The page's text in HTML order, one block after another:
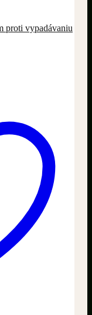
proti vypadávaniu